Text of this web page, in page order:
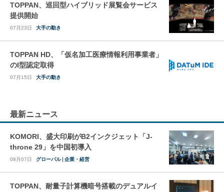
TOPPAN、巡回型ハイブリッド展覧会サービス
提供開始
07月23日 大手の動き
TOPPAN HD、「仮名加工医療情報利用事業者」
のI型認定取得
07月15日 大手の動き
最新ニュース
KOMORI、盛大印刷がB2インクジェット「J-
throne 29」を中国初導入
08月07日 グローバル 企業・経営
TOPPAN、耐量子計算機暗号搭載のデュアルイ